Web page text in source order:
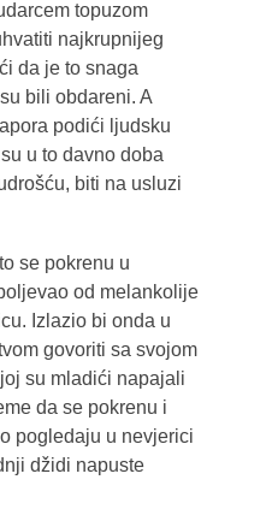
topuzom
najkrupnijeg
da je to snaga
bili obdareni. A
podići ljudsku
u to davno doba
biti na usluzi
se pokrenu u
od melankolije
Izlazio bi onda u
govoriti sa svojom
su mladići napajali
da se pokrenu i
pogledaju u nevjerici
džidi napuste